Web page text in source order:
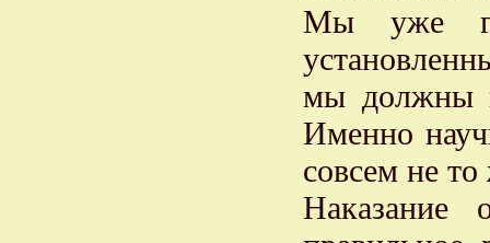
Мы уже
мы должны
Именно
совсем не
Наказание